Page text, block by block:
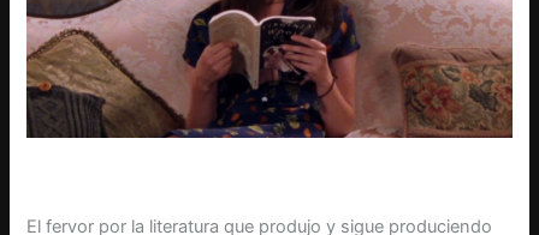
El fervor por la literatura que produjo y sigue produciendo